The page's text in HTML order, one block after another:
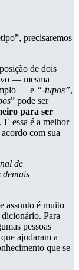
precisaremos
de dois
— mesma
— e “-tupos”,
” pode ser
para ser
. E essa é a melhor
com sua
de
demais
assunto é muito
Para
pessoas
ajudaram a
que se